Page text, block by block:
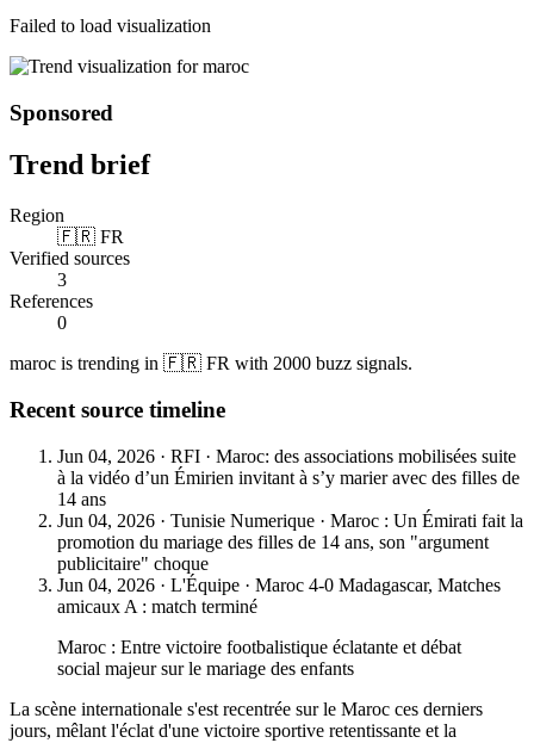
Failed to load visualization
Sponsored
Trend brief
Region
🇫🇷 FR
Verified sources
3
References
0
maroc is trending in 🇫🇷 FR with 2000 buzz signals.
Recent source timeline
Jun 04, 2026 · RFI · Maroc: des associations mobilisées suite
à la vidéo d’un Émirien invitant à s’y marier avec des filles de
14 ans
Jun 04, 2026 · Tunisie Numerique · Maroc : Un Émirati fait la
promotion du mariage des filles de 14 ans, son "argument
publicitaire" choque
Jun 04, 2026 · L'Équipe · Maroc 4-0 Madagascar, Matches
amicaux A : match terminé
Maroc : Entre victoire footbalistique éclatante et débat
social majeur sur le mariage des enfants
La scène internationale s'est recentrée sur le Maroc ces derniers
jours, mêlant l'éclat d'une victoire sportive retentissante et la